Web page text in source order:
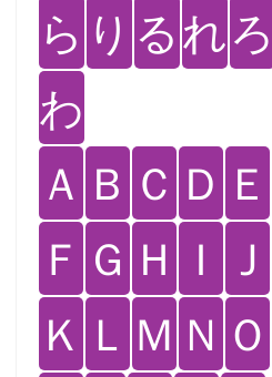
ら り るれろ
わ
Ａ Ｂ Ｃ Ｄ Ｅ
Ｆ Ｇ Ｈ Ｉ Ｊ
Ｋ Ｌ Ｍ Ｎ Ｏ